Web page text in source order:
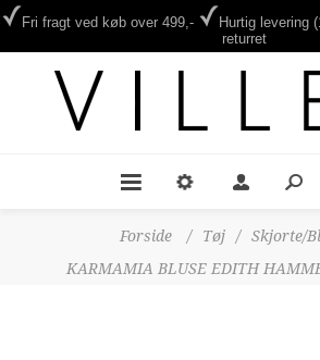
Fri fragt ved køb over 499,- Hurtig levering
returret
Forside / Tøj / Skjorte/
KARMAMIA BLUSE EDITH